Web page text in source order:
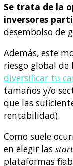
Se trata de la
inversores
desembolso de
Además, este
riesgo global
diversificar tu
tamaños y/o
que las
rentabilidad).
Como suele
en elegir las
plataformas